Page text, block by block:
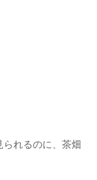
れるのに、茶畑